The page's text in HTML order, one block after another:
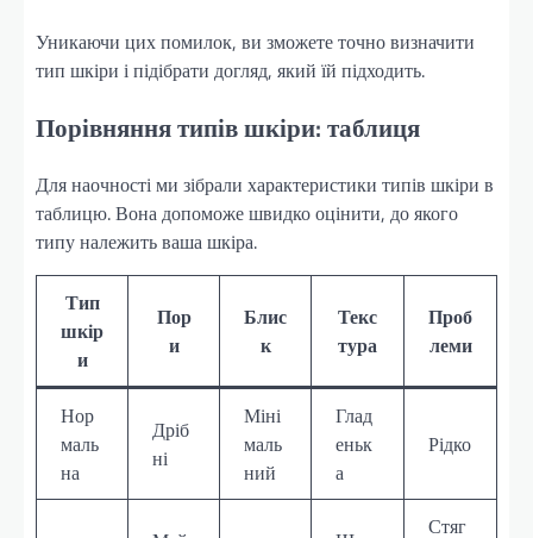
Уникаючи цих помилок, ви зможете точно визначити
тип шкіри і підібрати догляд, який їй підходить.
Порівняння типів шкіри: таблиця
Для наочності ми зібрали характеристики типів шкіри в
таблицю. Вона допоможе швидко оцінити, до якого
типу належить ваша шкіра.
Тип
шкір
и
Пор
и
Блис
к
Текс
тура
Проб
леми
Нор
маль
на
Дріб
ні
Міні
маль
ний
Глад
еньк
а
Рідко
Стяг